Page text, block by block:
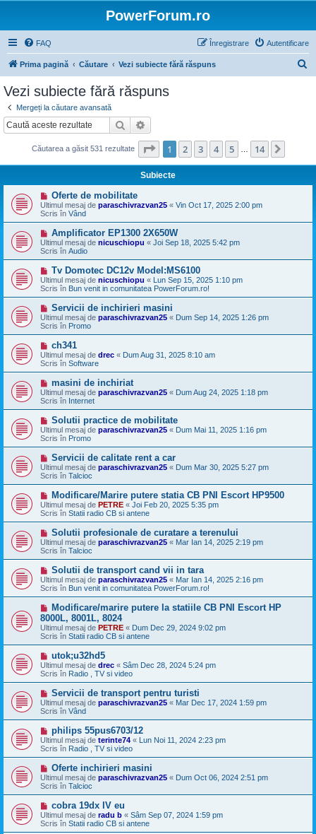
PowerForum.ro
FAQ Autentificare
Înregistrare
Prima pagină Căutare Vezi subiecte fără răspuns
e
Vezi subiecte fără răspuns
Mergeți la căutare avansată
Căutare
Căutarea a găsit 531 rezultate Pagina din 14
1 2 3 4 5 14
Subiecte
M
e
s
a
n
o
u
Oferte de mobilitate
Ultimul mesaj de paraschivrazvan25 « Vin Oct 17, 2025 2:00 pm
Scris în Vând
M
e
s
a
o
u
Amplificator EP1300 2X650W
Ultimul mesaj de nicuschiopu « Joi Sep 18, 2025 5:42 pm
Scris în Audio
M
e
s
a
n
o
u
Tv Domotec DC12v Model:MS6100
Ultimul mesaj de nicuschiopu « Lun Sep 15, 2025 1:10 pm
Scris în Bun venit in comunitatea PowerForum.ro!
M
e
s
a
n
o
u
Servicii de inchirieri masini
Ultimul mesaj de paraschivrazvan25 « Dum Sep 14, 2025 1:26 pm
Scris în Promo
M
e
s
a
n
o
u
ch341
Ultimul mesaj de drec « Dum Aug 31, 2025 8:10 am
Scris în Software
M
e
s
a
n
o
u
masini de inchiriat
Ultimul mesaj de paraschivrazvan25 « Dum Aug 24, 2025 1:18 pm
Scris în Internet
M
e
s
a
n
o
u
Solutii practice de mobilitate
Ultimul mesaj de paraschivrazvan25 « Dum Mai 11, 2025 1:16 pm
Scris în Promo
M
e
s
a
n
o
u
Servicii de calitate rent a car
Ultimul mesaj de paraschivrazvan25 « Dum Mar 30, 2025 5:27 pm
Scris în Talcioc
M
e
s
a
n
o
u
Modificare/Marire putere statia CB PNI Escort HP9500
Ultimul mesaj de PETRE « Joi Feb 20, 2025 5:35 pm
Scris în Statii radio CB si antene
M
e
s
a
n
o
u
Solutii profesionale de curatare a terenului
Ultimul mesaj de paraschivrazvan25 « Mar Ian 14, 2025 2:19 pm
Scris în Talcioc
M
e
s
a
n
o
u
Solutii de transport cand vii in tara
Ultimul mesaj de paraschivrazvan25 « Mar Ian 14, 2025 2:16 pm
Scris în Bun venit in comunitatea PowerForum.ro!
M
e
s
a
j
n
o
u
Modificare/marire putere la statiile CB PNI Escort HP
8000L, 8001L, 8024
Ultimul mesaj de PETRE « Dum Dec 29, 2024 9:02 pm
Scris în Statii radio CB si antene
M
e
s
a
n
o
u
utok;u32hd5
Ultimul mesaj de drec « Sâm Dec 28, 2024 5:24 pm
Scris în Radio , TV si video
M
e
s
a
o
u
Servicii de transport pentru turisti
Ultimul mesaj de paraschivrazvan25 « Mar Dec 17, 2024 1:59 pm
Scris în Vând
M
e
s
a
n
o
u
philips 55pus6703/12
Ultimul mesaj de terinte74 « Lun Noi 11, 2024 2:23 pm
Scris în Radio , TV si video
M
e
s
a
n
o
u
Oferte inchirieri masini
Ultimul mesaj de paraschivrazvan25 « Dum Oct 06, 2024 2:51 pm
Scris în Talcioc
M
e
s
a
cobra 19dx IV eu
Ultimul mesaj de radu b « Sâm Sep 07, 2024 1:59 pm
Scris în Statii radio CB si antene